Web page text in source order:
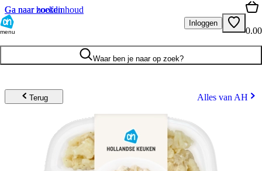
Ga naar hoofdinhoud
Ga naar zoeken
menu
Inloggen
0.00
Waar ben je naar op zoek?
Terug Alles van AH